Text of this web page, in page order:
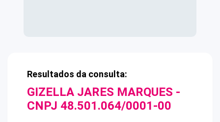
Resultados da consulta:
GIZELLA JARES MARQUES -
CNPJ 48.501.064/0001-00